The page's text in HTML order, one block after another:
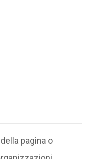
pagina o